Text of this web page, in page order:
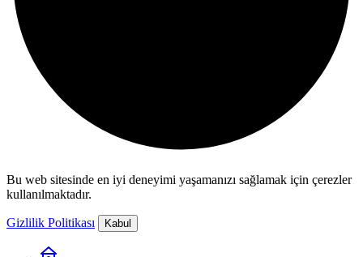
Bu web sitesinde en iyi deneyimi yaşamanızı sağlamak için çerezler
kullanılmaktadır.
Gizlilik Politikası Kabul